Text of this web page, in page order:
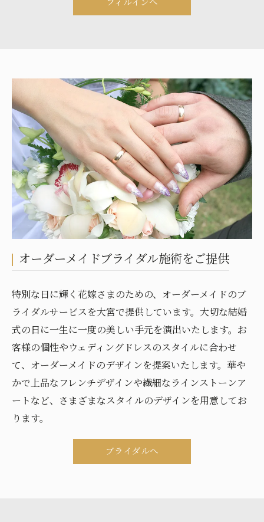
フィルインへ
オーダーメイドブライダル施術をご提供
特別な日に輝く花嫁さまのための、オーダーメイドのブ
ライダルサービスを大宮で提供しています。大切な結婚
式の日に一生に一度の美しい手元を演出いたします。お
客様の個性やウェディングドレスのスタイルに合わせ
て、オーダーメイドのデザインを提案いたします。華や
かで上品なフレンチデザインや繊細なラインストーンア
ートなど、さまざまなスタイルのデザインを用意してお
ります。
ブライダルへ